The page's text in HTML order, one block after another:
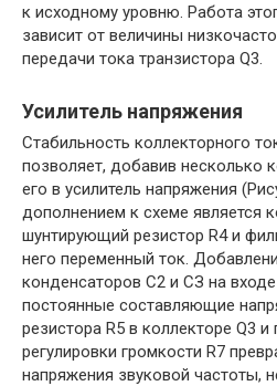
к исходному уровню. Работа
зависит от величины
передачи тока транзистора Q3.
Усилитель напряжения
Стабильность коллекторного
позволяет, добавив несколько
его в усилитель напряжения
дополнением к схеме является
шунтирующий резистор R4 и
него переменный ток.
конденсаторов С2 и СЗ на
постоянные составляющие
резистора R5 в коллекторе Q3
регулировки громкости R7
напряжения звуковой частоты,